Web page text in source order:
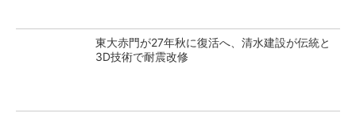
東大赤門が27年秋に復活へ、清水建設が伝統と
3D技術で耐震改修